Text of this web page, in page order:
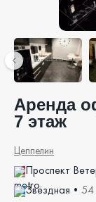
Аренда
7 этаж
Цеппелин
Проспект
Звёздная • 54